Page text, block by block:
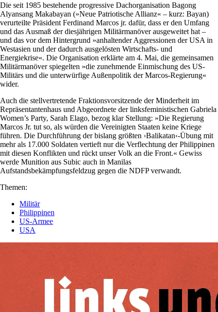
Die seit 1985 bestehende progressive Dachorganisation Bagong
Alyansang Makabayan (»Neue Patriotische Allianz« – kurz: Bayan)
verurteilte Präsident Ferdinand Marcos jr. dafür, dass er den Umfang
und das Ausmaß der diesjährigen Militärmanöver ausgeweitet hat –
und das vor dem Hintergrund »anhaltender Aggressionen der USA in
Westasien und der dadurch ausgelösten Wirtschafts- und
Energiekrise«. Die Organisation erklärte am 4. Mai, die gemeinsamen
Militärmanöver spiegelten »die zunehmende Einmischung des US-
Militärs und die unterwürfige Außenpolitik der ­Marcos-Regierung«
wider.
Auch die stellvertretende Fraktionsvorsitzende der Minderheit im
Repräsentantenhaus und Abgeordnete der linksfeministischen Gabriela
Women’s Party, Sarah Elago, bezog klar Stellung: »Die Regierung
Marcos Jr. tut so, als würden die Vereinigten Staaten keine Kriege
führen. Die Durchführung der bislang größten ›Balikatan‹-Übung mit
mehr als 17.000 Soldaten vertieft nur die Verflechtung der Philippinen
mit diesen Konflikten und rückt unser Volk an die Front.« Gewiss
werde Munition aus Subic auch in Manilas
Aufstandsbekämpfungsfeldzug gegen die NDFP verwandt.
Themen:
Militär
Philippinen
US-Armee
USA